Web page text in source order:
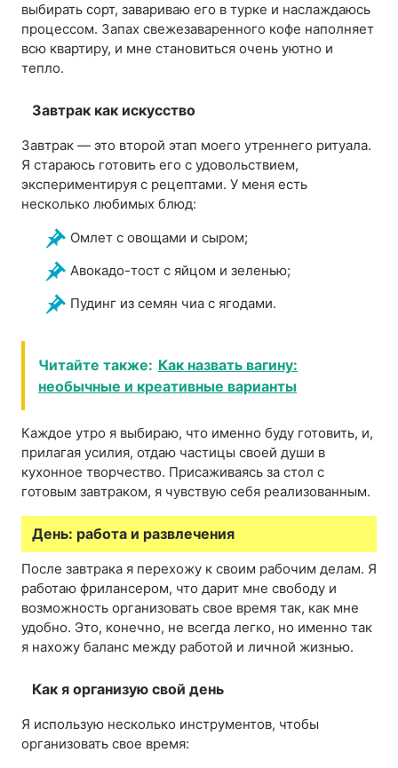
выбирать сорт, завариваю его в турке и наслаждаюсь
процессом. Запах свежезаваренного кофе наполняет
всю квартиру, и мне становиться очень уютно и
тепло.
Завтрак как искусство
Завтрак — это второй этап моего утреннего ритуала.
Я стараюсь готовить его с удовольствием,
экспериментируя с рецептами. У меня есть
несколько любимых блюд:
Омлет с овощами и сыром;
Авокадо-тост с яйцом и зеленью;
Пудинг из семян чиа с ягодами.
Читайте также: Как назвать вагину:
необычные и креативные варианты
Каждое утро я выбираю, что именно буду готовить, и,
прилагая усилия, отдаю частицы своей души в
кухонное творчество. Присаживаясь за стол с
готовым завтраком, я чувствую себя реализованным.
День: работа и развлечения
После завтрака я перехожу к своим рабочим делам. Я
работаю фрилансером, что дарит мне свободу и
возможность организовать свое время так, как мне
удобно. Это, конечно, не всегда легко, но именно так
я нахожу баланс между работой и личной жизнью.
Как я организую свой день
Я использую несколько инструментов, чтобы
организовать свое время: